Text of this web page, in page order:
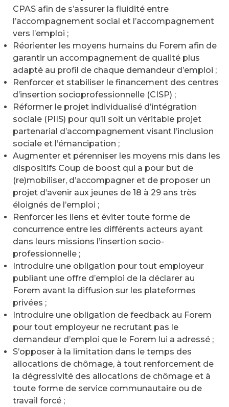
CPAS afin de s’assurer la fluidité entre
l’accompagnement social et l’accompagnement
vers l’emploi ;
Réorienter les moyens humains du Forem afin de
garantir un accompagnement de qualité plus
adapté au profil de chaque demandeur d’emploi ;
Renforcer et stabiliser le financement des centres
d’insertion socioprofessionnelle (CISP) ;
Réformer le projet individualisé d’intégration
sociale (PIIS) pour qu’il soit un véritable projet
partenarial d’accompagnement visant l’inclusion
sociale et l’émancipation ;
Augmenter et pérenniser les moyens mis dans les
dispositifs Coup de boost qui a pour but de
(re)mobiliser, d’accompagner et de proposer un
projet d’avenir aux jeunes de 18 à 29 ans très
éloignés de l’emploi ;
Renforcer les liens et éviter toute forme de
concurrence entre les différents acteurs ayant
dans leurs missions l’insertion socio-
professionnelle ;
Introduire une obligation pour tout employeur
publiant une offre d’emploi de la déclarer au
Forem avant la diffusion sur les plateformes
privées ;
Introduire une obligation de feedback au Forem
pour tout employeur ne recrutant pas le
demandeur d’emploi que le Forem lui a adressé ;
S’opposer à la limitation dans le temps des
allocations de chômage, à tout renforcement de
la dégressivité des allocations de chômage et à
toute forme de service communautaire ou de
travail forcé ;